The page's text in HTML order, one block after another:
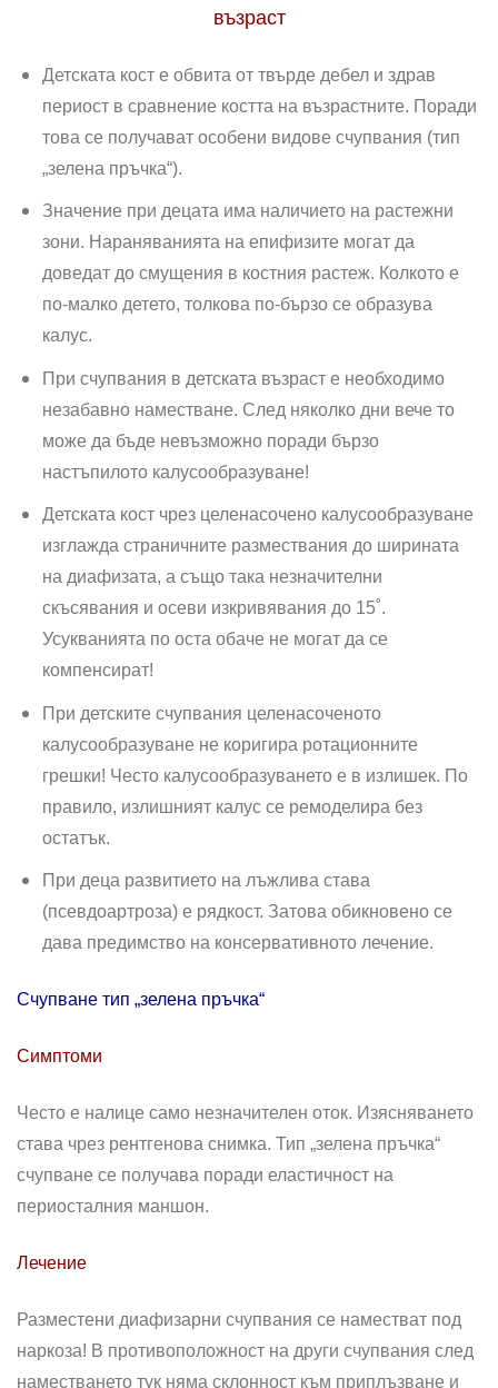
възраст
Детската кост е обвита от твърде дебел и здрав
периост в сравнение костта на възрастните. Поради
това се получават особени видове счупвания (тип
„зелена пръчка“).
Значение при децата има наличието на растежни
зони. Нараняванията на епифизите могат да
доведат до смущения в костния растеж. Колкото е
по-малко детето, толкова по-бързо се образува
калус.
При счупвания в детската възраст е необходимо
неза­бавно наместване. След няколко дни вече то
може да бъ­де невъзможно поради бързо
настъпилото калусообразуване!
Детската кост чрез целенасочено калусообразуване
изглажда страничните размествания до ширината
на диафизата, а също така незна­чителни
скъсявания и осеви изкривявания до 15˚.
Усукванията по оста обаче не могат да се
компенсират!
При детските счупвания целенасоченото
калусообразуване не коригира ротационните
грешки! Често калусообразуването е в излишек. По
правило, излишният калус се ремоделира без
остатък.
При деца развитието на лъжлива става
(псевдоартроза) е рядкост. Затова обикновено се
дава предимство на консервативното лечение.
Счупване тип „зелена пръчка“
Симптоми
Често е налице само незначителен оток. Изясняването
става чрез рентгенова снимка. Тип „зелена пръчка“
счупване се получава поради еластичност на
периосталния маншон.
Лечение
Разместени диафизарни счупвания се наместват под
наркоза! В противоположност на други счупвания след
наместването тук няма склонност към приплъзване и